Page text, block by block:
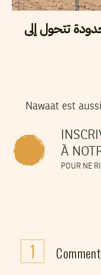
تتحول إلى
Nawaat est
À
POUR NE
1 Comment